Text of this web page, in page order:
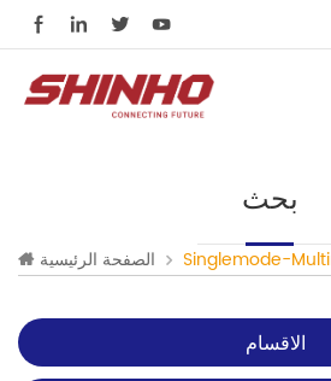
بحث
الصفحة الرئيسية Singlemode-
الاقسام